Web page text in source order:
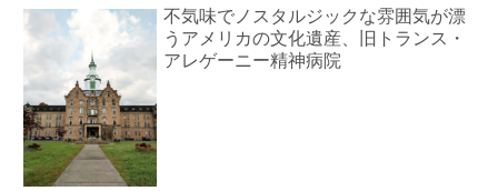
不気味でノスタルジックな雰囲気が漂
うアメリカの文化遺産、旧トランス・
アレゲーニー精神病院